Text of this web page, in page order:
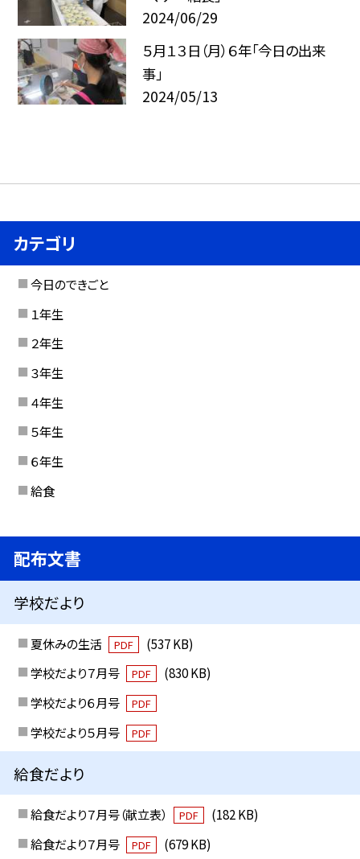
2024/06/29
５月１３日（月）６年「今日の出来
事」
2024/05/13
カテゴリ
今日のできごと
１年生
２年生
３年生
４年生
５年生
６年生
給食
配布文書
学校だより
夏休みの生活 PDF
(537 KB)
学校だより７月号
PDF
(830 KB)
学校だより６月号
PDF
学校だより５月号 PDF
給食だより
給食だより７月号（献立表） PDF
(182 KB)
給食だより７月号
PDF
(679 KB)